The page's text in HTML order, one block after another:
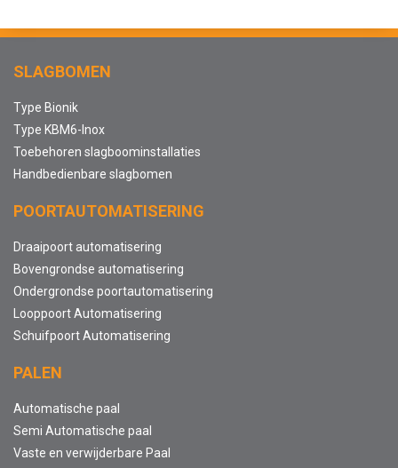
SLAGBOMEN
Type Bionik
Type KBM6-Inox
Toebehoren slagboominstallaties
Handbedienbare slagbomen
POORTAUTOMATISERING
Draaipoort automatisering
Bovengrondse automatisering
Ondergrondse poortautomatisering
Looppoort Automatisering
Schuifpoort Automatisering
PALEN
Automatische paal
Semi Automatische paal
Vaste en verwijderbare Paal